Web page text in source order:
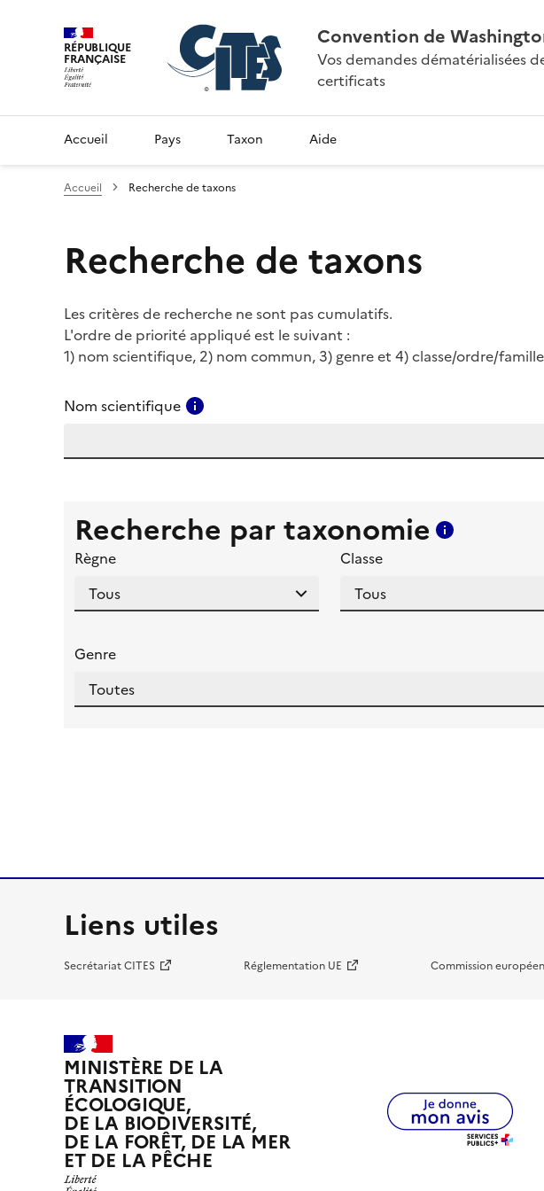
RÉPUBLIQUE
FRANÇAISE
Convention de
Vos demandes dématérialisées
certificats
Accueil Pays Taxon Aide
Accueil Recherche de taxons
Recherche de taxons
Les critères de recherche ne sont pas cumulatifs.
L'ordre de priorité appliqué est le suivant :
1) nom scientifique, 2) nom commun, 3) genre et 4) classe/ordre/famille
Nom scientifique
Recherche par taxonomie
Règne
Classe
Genre
Liens utiles
Secrétariat CITES Réglementation UE Commission
MINISTÈRE DE LA
TRANSITION
ÉCOLOGIQUE,
DE LA BIODIVERSITÉ,
DE LA FORÊT, DE LA MER
ET DE LA PÊCHE